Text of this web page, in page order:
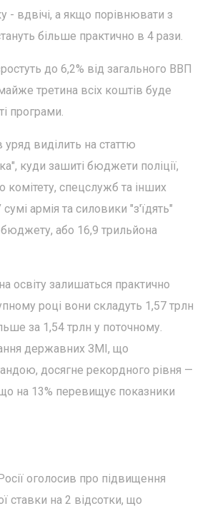
- вдвічі, а якщо порівнювати з
більше практично в 4 рази.
до 6,2% від загального ВВП
третина всіх коштів буде
програми.
виділить на статтю
куди зашиті бюджети поліції,
комітету, спецслужб та інших
армія та силовики "з'їдять"
або 16,9 трильйона
освіту залишаться практично
році вони складуть 1,57 трлн
за 1,54 трлн у поточному.
державних ЗМІ, що
досягне рекордного рівня —
на 13% перевищує показники
оголосив про підвищення
ставки на 2 відсотки, що